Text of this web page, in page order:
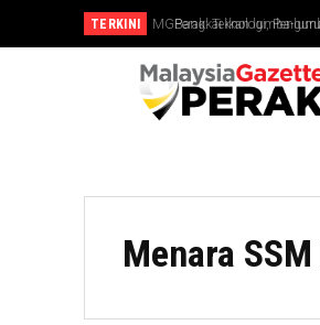
TERKINI MGPerak: Teknologi,
Bangkai ikan lumba-
Menara